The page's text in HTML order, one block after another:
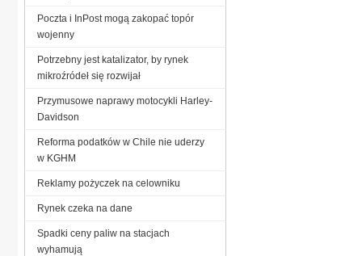
Poczta i InPost mogą zakopać topór
wojenny
Potrzebny jest katalizator, by rynek
mikroźródeł się rozwijał
Przymusowe naprawy motocykli Harley-
Davidson
Reforma podatków w Chile nie uderzy
w KGHM
Reklamy pożyczek na celowniku
Rynek czeka na dane
Spadki ceny paliw na stacjach
wyhamują